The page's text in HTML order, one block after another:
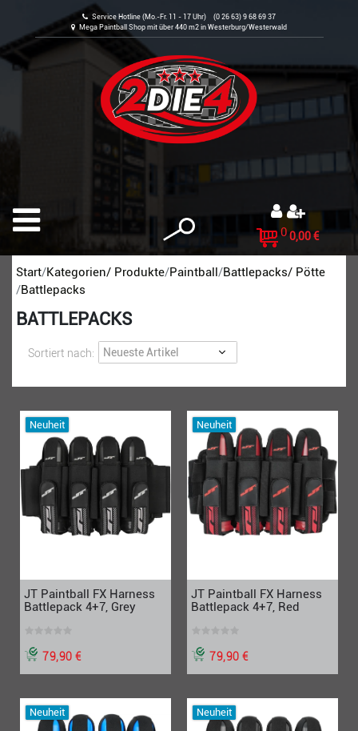
Service Hotline (Mo.-Fr. 11 - 17 Uhr) (0 26 63) 9 68 69 37
Mega Paintball Shop mit über 440 m2 in Westerburg/Westerwald
0 0,00 €
Start Kategorien/ Produkte Paintball Battlepacks/ Pötte
Battlepacks
BATTLEPACKS
Sortiert nach:
Neuheit
JT Paintball FX Harness
Battlepack 4+7, Grey
79,90 €
Neuheit
JT Paintball FX Harness
Battlepack 4+7, Red
79,90 €
Neuheit Neuheit